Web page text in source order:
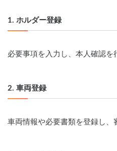
1. ホルダー登録
必要事項を入力し、本人確認を
2. 車両登録
車両情報や必要書類を登録し、